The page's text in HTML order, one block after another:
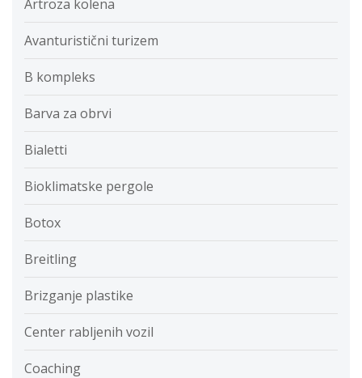
Artroza kolena
Avanturistični turizem
B kompleks
Barva za obrvi
Bialetti
Bioklimatske pergole
Botox
Breitling
Brizganje plastike
Center rabljenih vozil
Coaching